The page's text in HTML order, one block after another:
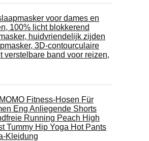
voor dames en
100% licht blokkerend
huidvriendelijk zijden
3D-contourculaire
verstelbare band voor reizen,
Fitness-Hosen Für
Eng Anliegende Shorts
Running Peach High
Tummy Hip Yoga Hot Pants
Kleidung